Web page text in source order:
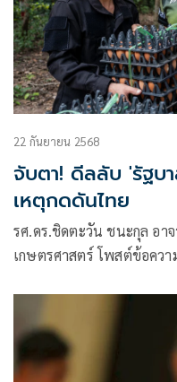
22 กันยายน 2568
จับตา! ดีลลับ 'รัฐบ
เหตุกดดันไทย
รศ.ดร.ชิดตะวัน ชนะกุล อา
เกษตรศาสตร์ โพสต์ข้อคว